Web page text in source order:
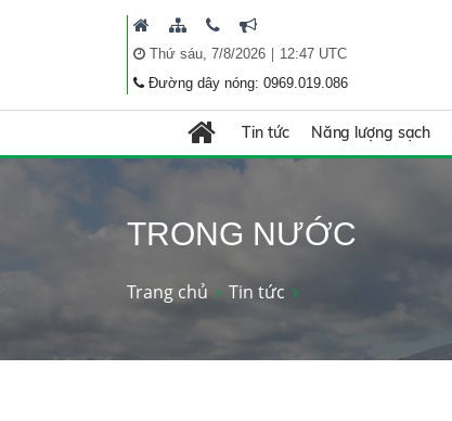
Thứ sáu, 7/8/2026| 12:47 UTC
Đường dây nóng: 0969.019.086
Tin tức Năng lượng sạch
TRONG NƯỚC
Trang chủ Tin tức